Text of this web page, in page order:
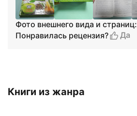
Фото внешнего вида и страниц:
Понравилась рецензия?
Да
Книги из жанра